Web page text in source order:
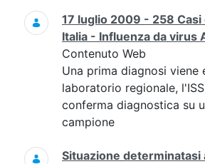
17 luglio 2009 - 258
Italia - Influenza da virus
Contenuto Web
Una prima diagnosi viene
laboratorio regionale,
conferma diagnostica su
campione
Situazione determinatasi